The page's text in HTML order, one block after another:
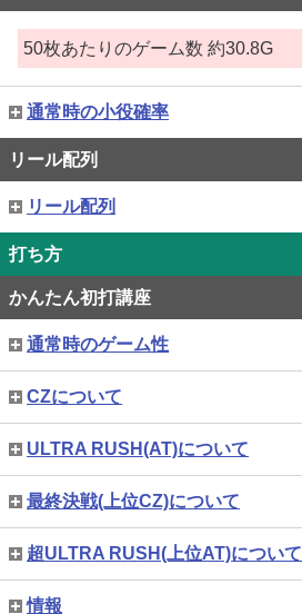
50枚あたりのゲーム数 約30.8G
通常時の小役確率
リール配列
リール配列
打ち方
かんたん初打講座
通常時のゲーム性
CZについて
ULTRA RUSH(AT)について
最終決戦(上位CZ)について
超ULTRA RUSH(上位AT)について
情報